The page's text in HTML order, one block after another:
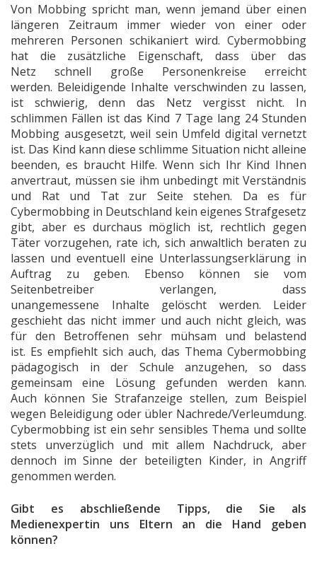
Von Mobbing spricht man, wenn jemand über einen
längeren Zeitraum immer wieder von einer oder
mehreren Personen schikaniert wird. Cybermobbing
hat die zusätzliche Eigenschaft, dass über das
Netz schnell große Personenkreise erreicht
werden. Beleidigende Inhalte verschwinden zu lassen,
ist schwierig, denn das Netz vergisst nicht. In
schlimmen Fällen ist das Kind 7 Tage lang 24 Stunden
Mobbing ausgesetzt, weil sein Umfeld digital vernetzt
ist. Das Kind kann diese schlimme Situation nicht alleine
beenden, es braucht Hilfe. Wenn sich Ihr Kind Ihnen
anvertraut, müssen sie ihm unbedingt mit Verständnis
und Rat und Tat zur Seite stehen. Da es für
Cybermobbing in Deutschland kein eigenes Strafgesetz
gibt, aber es durchaus möglich ist, rechtlich gegen
Täter vorzugehen, rate ich, sich anwaltlich beraten zu
lassen und eventuell eine Unterlassungserklärung in
Auftrag zu geben. Ebenso können sie vom
Seitenbetreiber verlangen, dass
unangemessene Inhalte gelöscht werden. Leider
geschieht das nicht immer und auch nicht gleich, was
für den Betroffenen sehr mühsam und belastend
ist. Es empfiehlt sich auch, das Thema Cybermobbing
pädagogisch in der Schule anzugehen, so dass
gemeinsam eine Lösung gefunden werden kann.
Auch können Sie Strafanzeige stellen, zum Beispiel
wegen Beleidigung oder übler Nachrede/Verleumdung.
Cybermobbing ist ein sehr sensibles Thema und sollte
stets unverzüglich und mit allem Nachdruck, aber
dennoch im Sinne der beteiligten Kinder, in Angriff
genommen werden.
Gibt es abschließende Tipps, die Sie als
Medienexpertin uns Eltern an die Hand geben
können?